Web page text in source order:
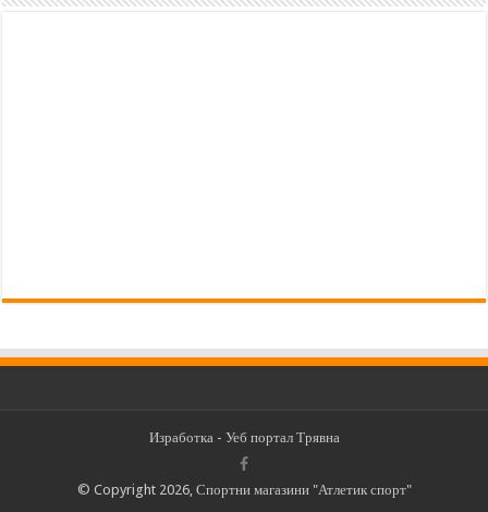
Изработка - Уеб портал Трявна
© Copyright 2026, Спортни магазини "Атлетик спорт"